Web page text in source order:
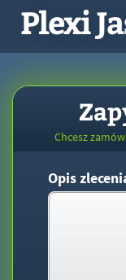
Plexi
Chcesz
Opis